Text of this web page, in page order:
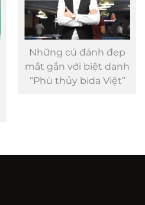
Những cú đánh đẹp
mắt gắn với biệt danh
“Phù thủy bida Việt”